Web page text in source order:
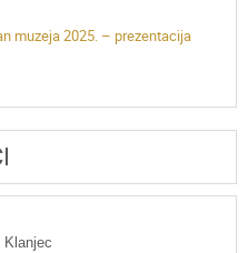
muzeja 2025. – prezentacija
Klanjec